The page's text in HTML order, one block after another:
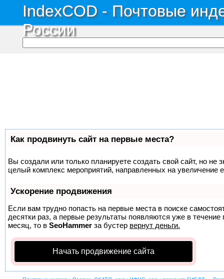
IndexCOD - Почтовые
России
Как продвинуть сайт на первые места?
Вы создали или только планируете создать свой сайт, но не
целый комплекс мероприятий, направленных на увеличение
Ускорение продвижения
Если вам трудно попасть на первые места в поиске
десятки раз, а первые результаты появляются уже в
месяц, то в SeoHammer за бустер вернут деньги.
Начать продвижение сайта